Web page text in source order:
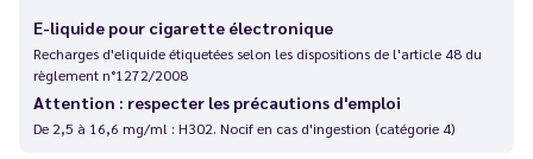
E-liquide pour cigarette électronique
Recharges d'eliquide étiquetées selon les dispositions de l'article 48 du
règlement n°1272/2008
Attention : respecter les précautions d'emploi
De 2,5 à 16,6 mg/ml : H302. Nocif en cas d'ingestion (catégorie 4)